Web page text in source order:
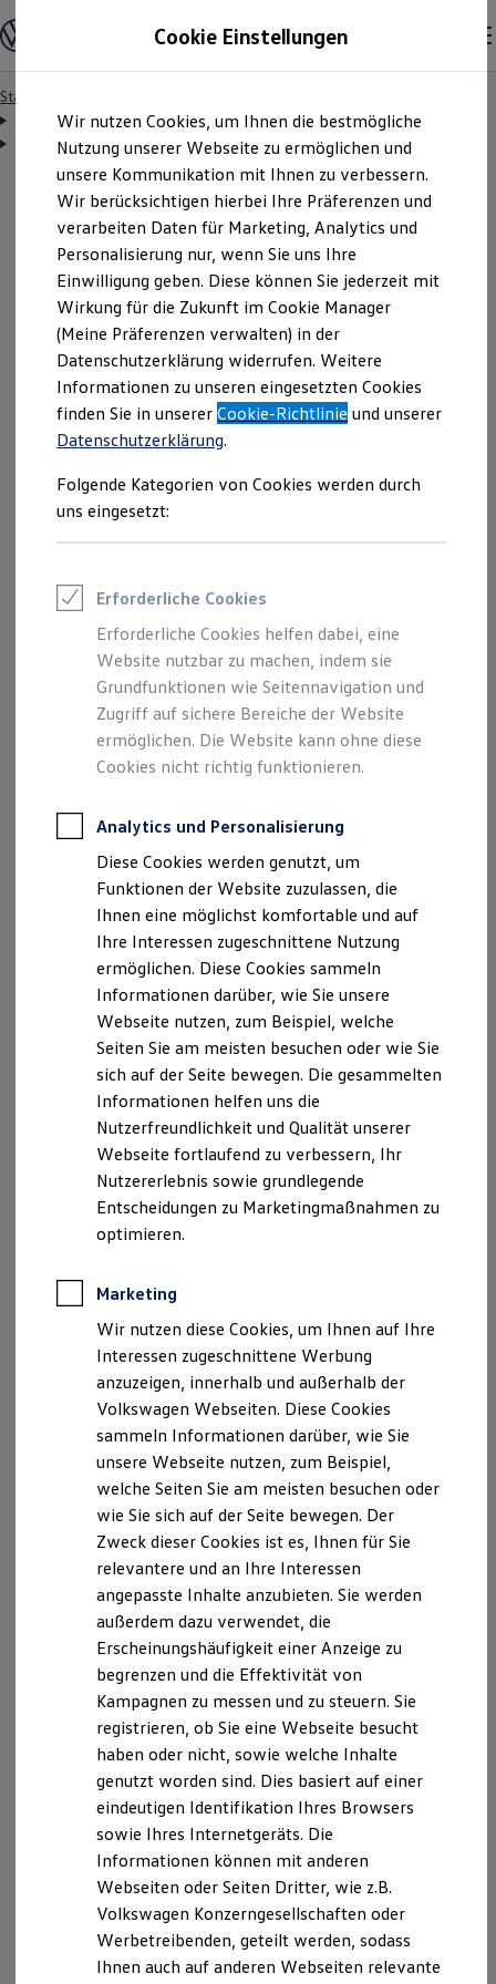
Hauptinhalt
springen
Footer
springen
Modelle & Konfigurator
Nutzfahrzeugkategorien entdecken
Modelle konfigurieren
Vorgängermodelle und Oldtimer
Vorgängermodelle
Oldtimer
Bulli Historie
Branchenlösungen & Gewerbekunden
Umbaulösungen und Hersteller finden
Auf- und Umbauten entdecken & konfigurieren
Groß- und Sonderkunden
Großkunden
Kommunen & Behörden
Journalisten
Sportvereine
Branchenlösungen
Bau & Handwerk
Gewerbliche Personenbeförderung
Service & mobile Werkstätten
Kurier, Logistik & Handel
Feuerwehr
Rettungsdienste
ONE Business ID Vorteile
Fahrzeugsuche & Marktplatz
Digitaler Marktplatz
Kauf & Finanzierung
Online-Fahrzeugbewertung
Aktionen & Angebote
E-Auto-Förderung
Für Privatkunden
Für Gewerbekunden
Profi Paket
TopDeal
Zertifizierte Gebrauchtwagen
Für Privatkunden
Für Gewerbekunden
Leasing
Für Privatkunden
Für Gewerbekunden
Versicherungen & Garantien
Garantien
Kfz-Versicherung für Nutzfahrzeuge
Restschuldversicherung
Wartungsverträge
Besitzer & Service
Reparatur & Service
Sommer-Special
Reparatur, Pflege & Inspektion
Servicetermin anfragen
Service-Vorteile bei Volkswagen Nutzfahrzeuge
ServicePlus
Economy Service
Räder & Reifen Service
Ersatzfahrzeuge
Software, Konnektivität & Apps
California App
VW Connect für Ihren ID. Buzz
VW Connect für Ihren Transporter/Caravelle
VW Connect für Ihren Amarok
VW Connect für andere Modelle
Connect Pro
Fleet Interface Data
Multistop Pathfinder
Übersicht Software Updates
Hilfreiches für Besitzer
Fahrerassistenz- und Sicherheitssysteme
Kontrollleuchten
Kurzfahrprofile und Ölverdünnung
XTL-Dieselkraftstoff
Ersatzteile und Betriebsflüssigkeiten
Original Zubehör und Lifestyle Produkte
myVolkswagen
myVolkswagen Business
Elektrisch & Autonom
Elektro - & Hybridfahrzeuge
Unser Ansatz
Klimafreundlicher Strom
Reichweite & Ladelösungen
Reichweitensimulator
Ladezeitensimulator
Ladelösungen für Privatkunden
Ladelösungen für Gewerbekunden
Wallbox und Ladekabel
Förderung & Kosten der Elektrofahrzeuge
Fördermöglichkeiten für Privatkunden
Fördermöglichkeiten für Gewerbekunden
Startseite
Vorgängermodelle und Oldtimer
Vorgängermodelle
Der Caddy
Technische Daten
Technische Daten Caddy
DerCaddy
Technische Daten
Entdecken Sie die detaillierten technischen Daten und
die kompletten Außen- und Innenmaße desCaddy
Um Ihnen einen umfassenden Überblick zu geben, sind
Scrollen Sie nach unten, um mehr über die spezifischen
Der Caddy
Technische Daten
1-2 /2
Exterieur Maße
Caddy
Kraftstoffverbrauc
h (kombiniert) in
7,1 – 5,3
CO₂-Emissionen
(kombiniert) in g/km
162 – 138
CO₂-Klasse F – E
Anzahl der Zylinder 4; in Reihe
Hubraum in cm3 1.968 – 1.498
Leistung bei
0,6 – 0
Berechnungsverfah
B
Nichtmethan-
Kohlenwasserstoff
e (NMHC)I in mg/km
11,5 – 11,2
Höchstgeschwindig
keit in km/h
186 – 175
Gewichte
1-2/2
Caddy
Cookie Einstellungen
Wir nutzen Cookies, um Ihnen die bestmögliche
Nutzung unserer Webseite zu ermöglichen und
unsere Kommunikation mit Ihnen zu verbessern.
Wir berücksichtigen hierbei Ihre Präferenzen und
verarbeiten Daten für Marketing, Analytics und
Personalisierung nur, wenn Sie uns Ihre
Einwilligung geben. Diese können Sie jederzeit mit
Wirkung für die Zukunft im Cookie Manager
(Meine Präferenzen verwalten) in der
Datenschutzerklärung widerrufen. Weitere
Informationen zu unseren eingesetzten Cookies
finden Sie in unsererCookie-Richtlinie und unserer
Datenschutzerklärung.
Folgende Kategorien von Cookies werden durch
uns eingesetzt:
Erforderliche Cookies
Erforderliche Cookies helfen dabei, eine
Website nutzbar zu machen, indem sie
Grundfunktionen wie Seitennavigation und
Zugriff auf sichere Bereiche der Website
ermöglichen. Die Website kann ohne diese
Cookies nicht richtig funktionieren.
Analytics und Personalisierung
Diese Cookies werden genutzt, um
Funktionen der Website zuzulassen, die
Ihnen eine möglichst komfortable und auf
Ihre Interessen zugeschnittene Nutzung
ermöglichen. Diese Cookies sammeln
Informationen darüber, wie Sie unsere
Webseite nutzen, zum Beispiel, welche
Seiten Sie am meisten besuchen oder wie Sie
sich auf der Seite bewegen. Die gesammelten
Informationen helfen uns die
Nutzerfreundlichkeit und Qualität unserer
Webseite fortlaufend zu verbessern, Ihr
Nutzererlebnis sowie grundlegende
Entscheidungen zu Marketingmaßnahmen zu
optimieren.
Marketing
Wir nutzen diese Cookies, um Ihnen auf Ihre
Interessen zugeschnittene Werbung
anzuzeigen, innerhalb und außerhalb der
Volkswagen Webseiten. Diese Cookies
sammeln Informationen darüber, wie Sie
unsere Webseite nutzen, zum Beispiel,
welche Seiten Sie am meisten besuchen oder
wie Sie sich auf der Seite bewegen. Der
Zweck dieser Cookies ist es, Ihnen für Sie
relevantere und an Ihre Interessen
angepasste Inhalte anzubieten. Sie werden
außerdem dazu verwendet, die
Erscheinungshäufigkeit einer Anzeige zu
begrenzen und die Effektivität von
Kampagnen zu messen und zu steuern. Sie
registrieren, ob Sie eine Webseite besucht
haben oder nicht, sowie welche Inhalte
genutzt worden sind. Dies basiert auf einer
eindeutigen Identifikation Ihres Browsers
sowie Ihres Internetgeräts. Die
Informationen können mit anderen
Webseiten oder Seiten Dritter, wie z.B.
Volkswagen Konzerngesellschaften oder
Werbetreibenden, geteilt werden, sodass
Ihnen auch auf anderen Webseiten relevante